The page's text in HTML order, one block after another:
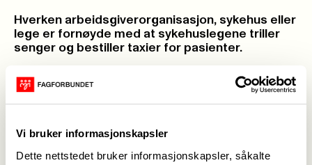
Vi bruker informasjonskapsler
Dette nettstedet bruker informasjonskapsler, såkalte
Hverken arbeidsgiverorganisasjon, sykehus eller
lege er fornøyde med at sykehuslegene triller
senger og bestiller taxier for pasienter.
Hermann Albert,21. jul. 2014